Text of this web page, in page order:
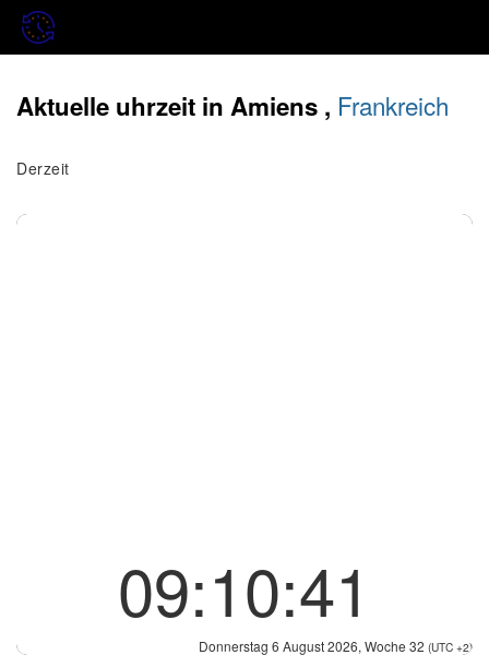
Aktuelle uhrzeit in Amiens , Frankreich
Derzeit
09:10:41
Donnerstag 6 August 2026, Woche 32 (UTC +2)